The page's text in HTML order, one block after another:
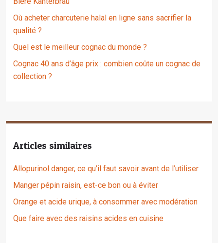
Où acheter charcuterie halal en ligne sans sacrifier la
qualité ?
Quel est le meilleur cognac du monde ?
Cognac 40 ans d’âge prix : combien coûte un cognac de
collection ?
Articles similaires
Allopurinol danger, ce qu’il faut savoir avant de l’utiliser
Manger pépin raisin, est-ce bon ou à éviter
Orange et acide urique, à consommer avec modération
Que faire avec des raisins acides en cuisine